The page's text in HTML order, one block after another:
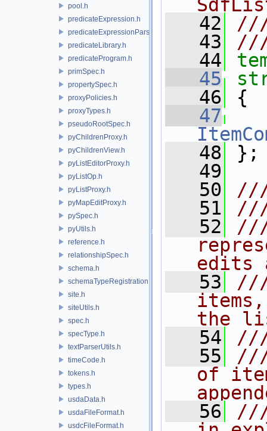
pool.h
predicateExpression.h
predicateExpressionParser.h
predicateLibrary.h
predicateProgram.h
primSpec.h
propertySpec.h
proxyPolicies.h
proxyTypes.h
pseudoRootSpec.h
pyChildrenProxy.h
pyChildrenView.h
pyListEditorProxy.h
pyListOp.h
pyListProxy.h
pyMapEditProxy.h
pySpec.h
pyUtils.h
reference.h
relationshipSpec.h
schema.h
schemaTypeRegistration.h
site.h
siteUtils.h
spec.h
specType.h
textParserUtils.h
timeCode.h
tokens.h
types.h
usdaData.h
usdaFileFormat.h
usdcFileFormat.h
   42
   43
   44
   45
   46
{
   47
   48
};
   49
   50
///
   51
   52
///
   53
///
the
   54
   55
///
of
   56
///